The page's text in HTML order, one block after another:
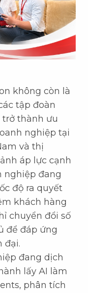
không còn là
tập đoàn
thành ưu
nghiệp tại
và thị
áp lực cạnh
nghiệp đang
độ ra quyết
khách hàng
chuyển đổi số
để đáp ứng
đại.
đang dịch
lấy AI làm
phân tích